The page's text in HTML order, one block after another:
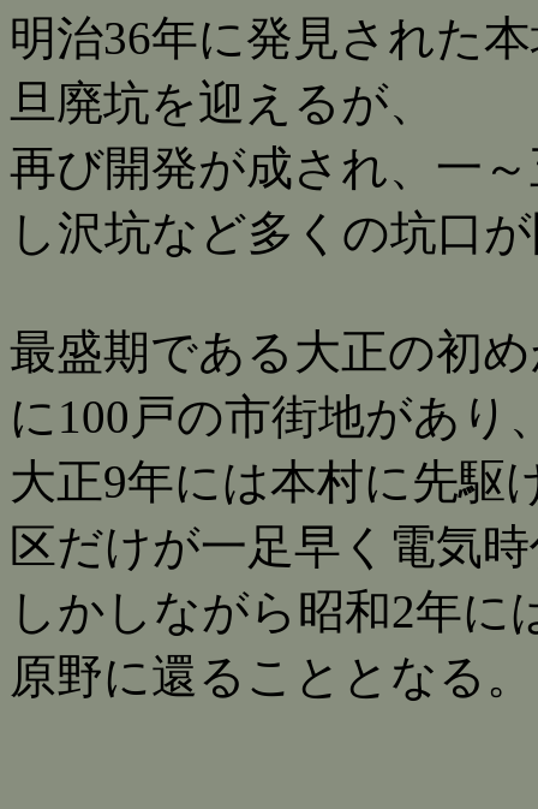
明治36年に発見された
旦廃坑を迎えるが、
再び開発が成され、一
し沢坑など多くの坑口
最盛期である大正の初
に100戸の市街地があり
大正9年には本村に先駆
区だけが一足早く電気
しかしながら昭和2年に
原野に還ることとなる。